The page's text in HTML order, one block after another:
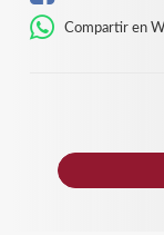
Compartir en